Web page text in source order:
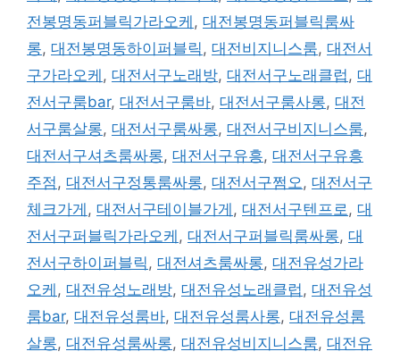
전봉명동퍼블릭가라오케 , 대전봉명동퍼블릭룸싸
롱, 대전봉명동하이퍼블릭, 대전비지니스룸, 대전서
구가라오케 , 대전서구노래방, 대전서구노래클럽, 대
전서구룸bar, 대전서구룸바, 대전서구룸사롱, 대전
서구룸살롱, 대전서구룸싸롱, 대전서구비지니스룸,
대전서구셔츠룸싸롱, 대전서구유흥, 대전서구유흥
주점, 대전서구정통룸싸롱, 대전서구쩜오, 대전서구
체크가게 , 대전서구테이블가게 , 대전서구텐프로, 대
전서구퍼블릭가라오케 , 대전서구퍼블릭룸싸롱, 대
전서구하이퍼블릭, 대전셔츠룸싸롱, 대전유성가라
오케 , 대전유성노래방, 대전유성노래클럽, 대전유성
룸bar, 대전유성룸바, 대전유성룸사롱, 대전유성룸
살롱, 대전유성룸싸롱, 대전유성비지니스룸, 대전유